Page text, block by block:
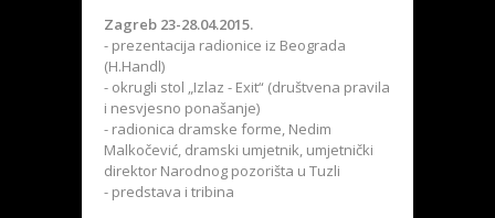
Zagreb 23-28.04.2015.
- prezentacija radionice iz Beograda
(H.Handl)
- okrugli stol „Izlaz - Exit“ (društvena pravila
i nesvjesno ponašanje)
- radionica dramske forme, Nedim
Malkočević, dramski umjetnik, umjetnički
direktor Narodnog pozorišta u Tuzli
- predstava i tribina